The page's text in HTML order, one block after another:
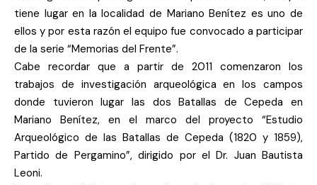
tiene lugar en la localidad de Mariano Benítez es uno de
ellos y por esta razón el equipo fue convocado a participar
de la serie “Memorias del Frente”.
Cabe recordar que a partir de 2011 comenzaron los
trabajos de investigación arqueológica en los campos
donde tuvieron lugar las dos Batallas de Cepeda en
Mariano Benítez, en el marco del proyecto “Estudio
Arqueológico de las Batallas de Cepeda (1820 y 1859),
Partido de Pergamino”, dirigido por el Dr. Juan Bautista
Leoni.